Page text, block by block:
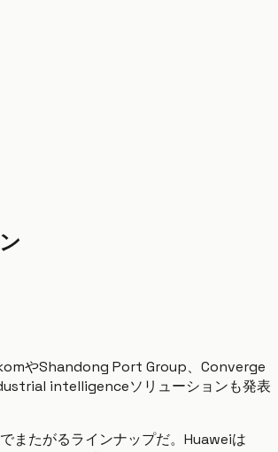
やShandong Port Group、Converge
intelligenceソリューションも発表
またがるラインナップだ。Huaweiは